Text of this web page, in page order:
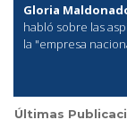
Gloria
habló sobre las
la "empresa
Últimas